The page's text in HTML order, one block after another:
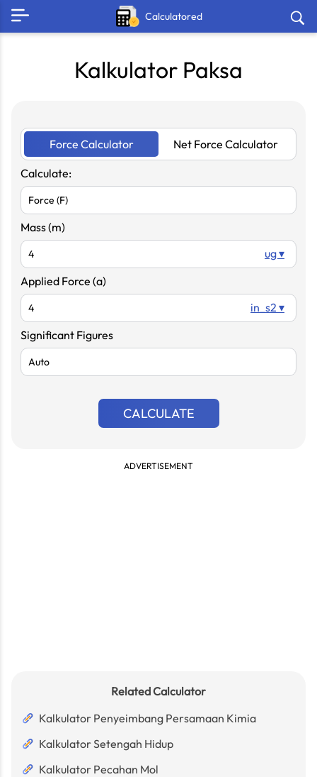
Calculatored
Kalkulator Paksa
Force Calculator Net Force Calculator
Calculate:
Mass (m)
ug ▾
Applied Force (a)
in_s2 ▾
Significant Figures
CALCULATE
ADVERTISEMENT
Related Calculator
Kalkulator Penyeimbang Persamaan Kimia
Kalkulator Setengah Hidup
Kalkulator Pecahan Mol